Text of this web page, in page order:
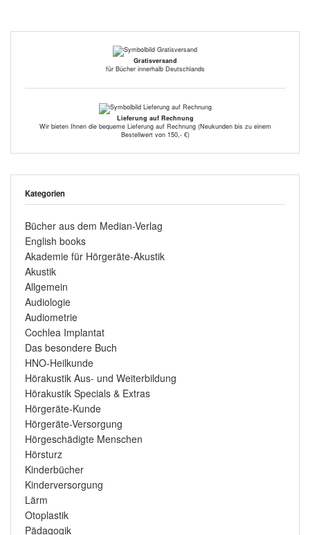
Gratisversand
für Bücher innerhalb Deutschlands
Lieferung auf Rechnung
Wir bieten Ihnen die bequeme Lieferung auf Rechnung (Neukunden bis zu einem
Bestellwert von 150,- €)
Kategorien
Bücher aus dem Median-Verlag
English books
Akademie für Hörgeräte-Akustik
Akustik
Allgemein
Audiologie
Audiometrie
Cochlea Implantat
Das besondere Buch
HNO-Heilkunde
Hörakustik Aus- und Weiterbildung
Hörakustik Specials & Extras
Hörgeräte-Kunde
Hörgeräte-Versorgung
Hörgeschädigte Menschen
Hörsturz
Kinderbücher
Kinderversorgung
Lärm
Otoplastik
Pädagogik